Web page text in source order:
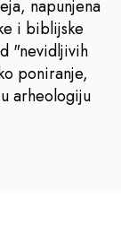
napunjena
i biblijske
"nevidljivih
poniranje,
arheologiju